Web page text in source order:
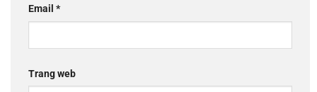
Email *
Trang web